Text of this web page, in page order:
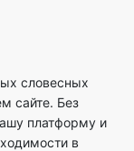
словесных
сайте. Без
платформу и
в